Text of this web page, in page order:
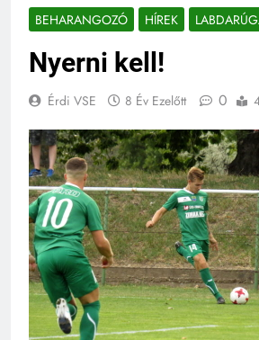
BEHARANGOZÓ HÍREK
Nyerni kell!
Érdi VSE 8 Év Ezelőtt 0